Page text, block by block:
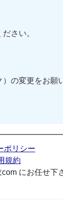
さい。
の変更をお願
ポリシー
規約
にお任せ下